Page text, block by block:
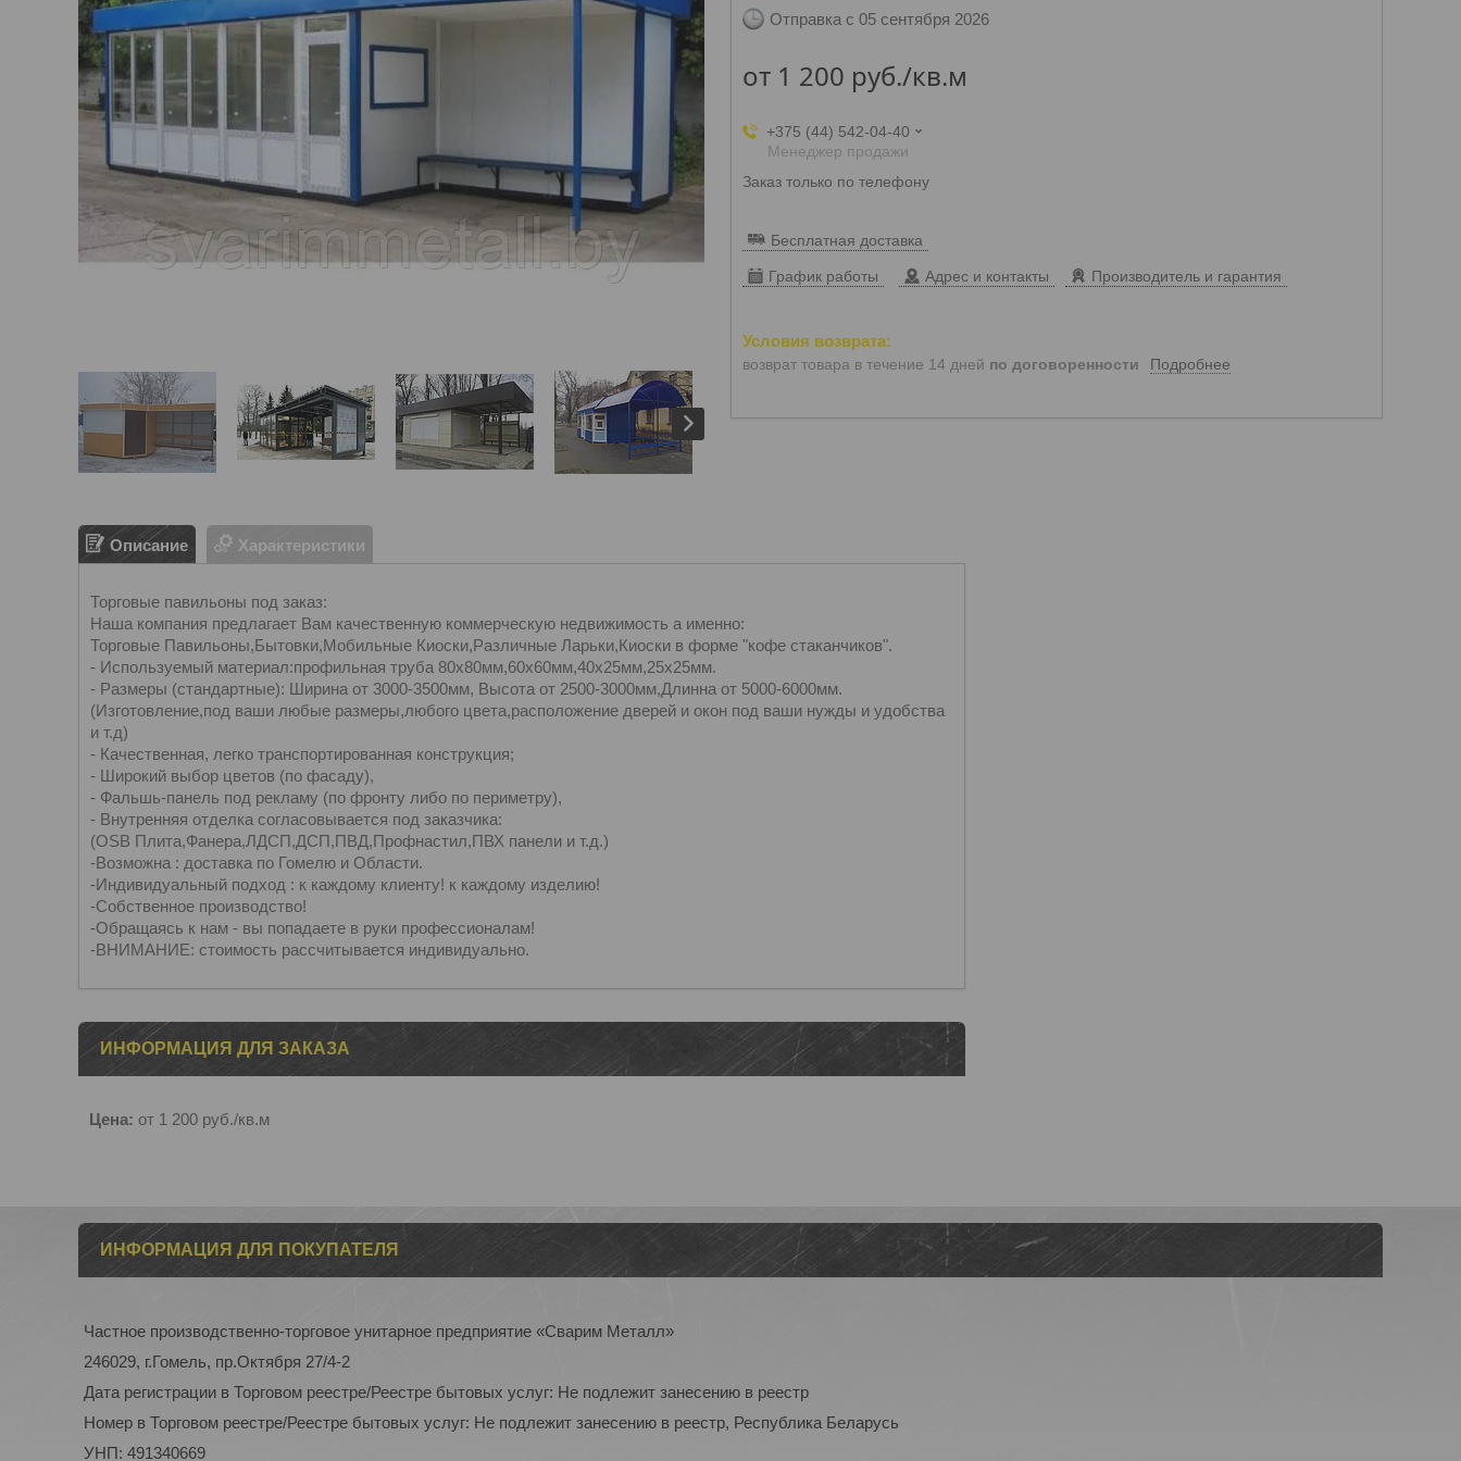
Отправка с 05 сентября 2026
от 1 200 руб./кв.м
+375 (44) 542-04-40
Менеджер продажи
Заказ только по телефону
Бесплатная доставка
График работы Адрес и контакты Производитель и гарантия
возврат товара в течение 14 дней по договоренности Подробнее
Описание Характеристики
Торговые павильоны под заказ:
Наша компания предлагает Вам качественную коммерческую недвижимость а именно:
Торговые Павильоны,Бытовки,Мобильные Киоски,Различные Ларьки,Киоски в форме "кофе стаканчиков".
- Используемый материал:профильная труба 80х80мм,60х60мм,40х25мм,25х25мм.
- Размеры (стандартные): Ширина от 3000-3500мм, Высота от 2500-3000мм,Длинна от 5000-6000мм.
(Изготовление,под ваши любые размеры,любого цвета,расположение дверей и окон под ваши нужды и удобства
и т.д)
- Качественная, легко транспортированная конструкция;
- Широкий выбор цветов (по фасаду),
- Фальшь-панель под рекламу (по фронту либо по периметру),
- Внутренняя отделка согласовывается под заказчика:
(OSB Плита,Фанера,ЛДСП,ДСП,ПВД,Профнастил,ПВХ панели и т.д.)
-Возможна : доставка по Гомелю и Области.
-Индивидуальный подход : к каждому клиенту! к каждому изделию!
-Собственное производство!
-Обращаясь к нам - вы попадаете в руки профессионалам!
-ВНИМАНИЕ: стоимость рассчитывается индивидуально.
ИНФОРМАЦИЯ ДЛЯ ЗАКАЗА
Цена: от 1 200 руб./кв.м
ИНФОРМАЦИЯ ДЛЯ ПОКУПАТЕЛЯ
Частное производственно-торговое унитарное предприятие «Сварим Металл»
246029, г.Гомель, пр.Октября 27/4-2
Дата регистрации в Торговом реестре/Реестре бытовых услуг: Не подлежит занесению в реестр
Номер в Торговом реестре/Реестре бытовых услуг: Не подлежит занесению в реестр, Республика Беларусь
УНП: 491340669